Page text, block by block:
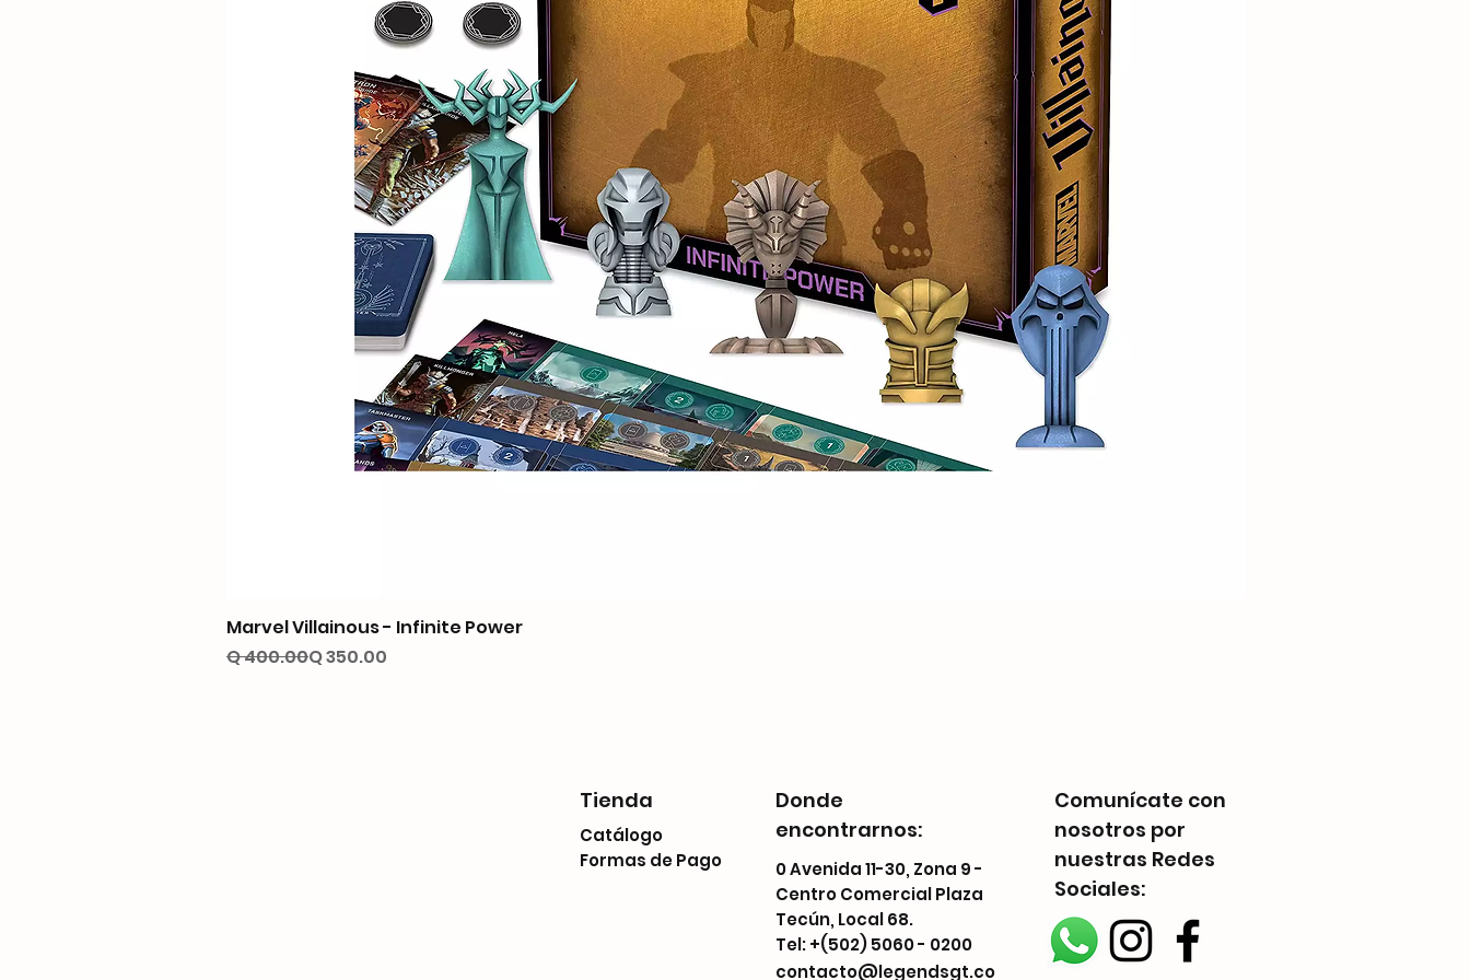
Marvel Villainous - Infinite Power
Precio
Q 400.00
Precio de oferta
Q 350.00
Tienda
Catálogo
Formas de Pago
Donde
encontrarnos:
0 Avenida 11-30, Zona 9 -
Centro Comercial Plaza
Tecún, Local 68.
Tel: +(502) 5060 - 0200
contacto@legendsgt.co
Comunícate con
nosotros por
nuestras Redes
Sociales: